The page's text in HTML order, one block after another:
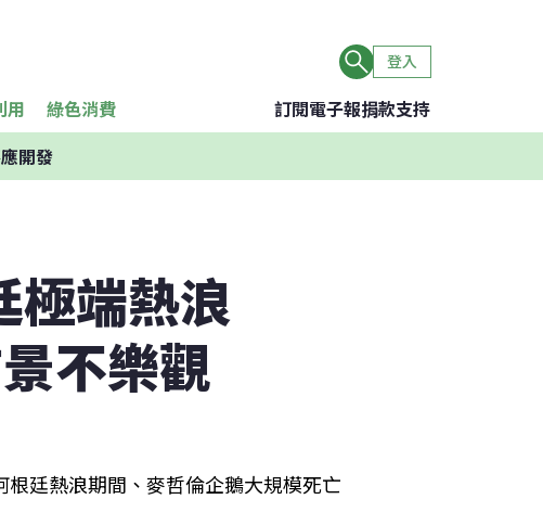
登入
用 綠色消費 訂閱電子報捐款支持
開發
極端熱浪
不樂觀
廷熱浪期間、麥哲倫企鵝大規模死亡